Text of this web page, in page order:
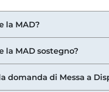
la MAD?
la MAD sostegno?
domanda di Messa a